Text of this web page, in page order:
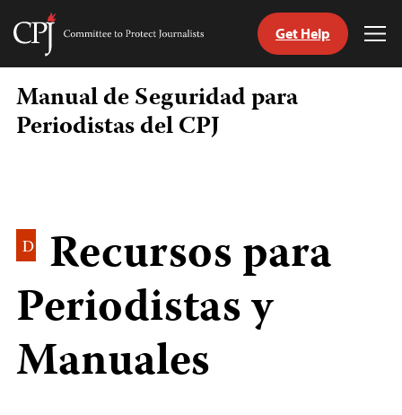
Skip
content
Committee
Journalists
Get Help
Manual de Seguridad para
Periodistas del CPJ
D Recursos para
Periodistas y
Manuales